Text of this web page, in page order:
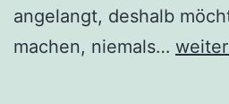
angelangt, deshalb
machen, niemals… Du